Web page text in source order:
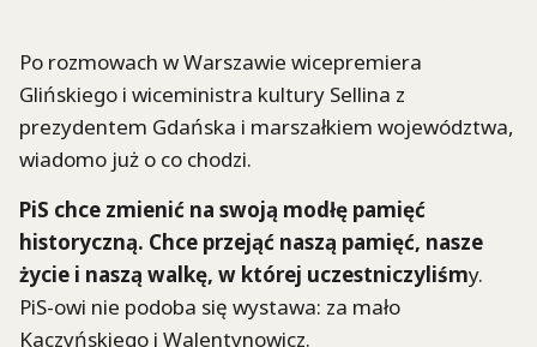
Po rozmowach w Warszawie wicepremiera
Glińskiego i wiceministra kultury Sellina z
prezydentem Gdańska i marszałkiem województwa,
wiadomo już o co chodzi.
PiS chce zmienić na swoją modłę pamięć
historyczną. Chce przejąć naszą pamięć, nasze
życie i naszą walkę, w której uczestniczyliśmy.
PiS-owi nie podoba się wystawa: za mało
Kaczyńskiego i Walentynowicz.